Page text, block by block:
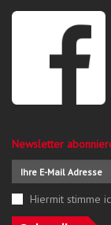
Newsletter
Hiermit stimme